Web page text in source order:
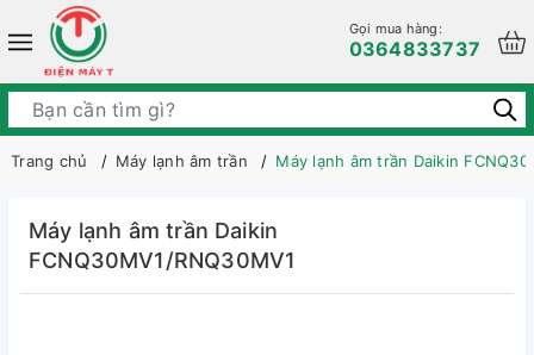
Gọi mua hàng:
0364833737
Trang chủ Máy lạnh âm trần Máy lạnh âm trần Daikin
Máy lạnh âm trần Daikin
FCNQ30MV1/RNQ30MV1